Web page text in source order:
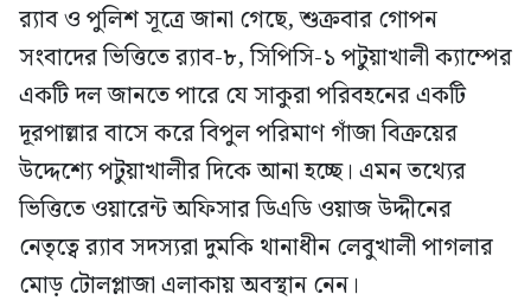
র‍্যাব ও পুলিশ সূত্রে জানা গেছে, শুক্রবার গোপন
সংবাদের ভিত্তিতে র‍্যাব-৮, সিপিসি-১ পটুয়াখালী ক্যাম্পের
একটি দল জানতে পারে যে সাকুরা পরিবহনের একটি
দূরপাল্লার বাসে করে বিপুল পরিমাণ গাঁজা বিক্রয়ের
উদ্দেশ্যে পটুয়াখালীর দিকে আনা হচ্ছে। এমন তথ্যের
ভিত্তিতে ওয়ারেন্ট অফিসার ডিএডি ওয়াজ উদ্দীনের
নেতৃত্বে র‍্যাব সদস্যরা দুমকি থানাধীন লেবুখালী পাগলার
মোড় টোলপ্লাজা এলাকায় অবস্থান নেন।